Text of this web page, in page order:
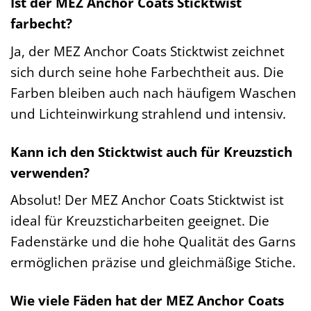
farbecht?
Ja, der MEZ Anchor Coats Sticktwist zeichnet
sich durch seine hohe Farbechtheit aus. Die
Farben bleiben auch nach häufigem Waschen
und Lichteinwirkung strahlend und intensiv.
Kann ich den Sticktwist auch für Kreuzstich
verwenden?
Absolut! Der MEZ Anchor Coats Sticktwist ist
ideal für Kreuzsticharbeiten geeignet. Die
Fadenstärke und die hohe Qualität des Garns
ermöglichen präzise und gleichmäßige Stiche.
Wie viele Fäden hat der MEZ Anchor Coats